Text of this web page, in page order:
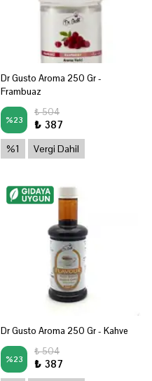
Dr Gusto Aroma 250 Gr -
Frambuaz
%23
₺ 504
₺ 387
%1 Vergi Dahil
Dr Gusto Aroma 250 Gr - Kahve
%23
₺ 504
₺ 387